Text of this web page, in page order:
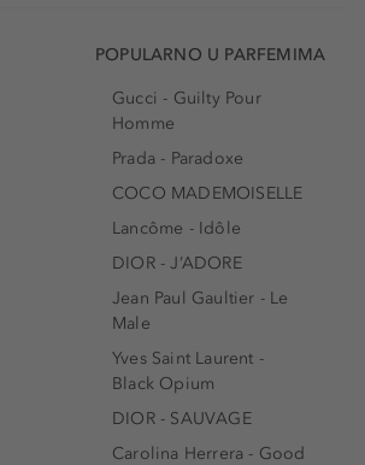
POPULARNO U PARFEMIMA
Gucci - Guilty Pour
Homme
Prada - Paradoxe
COCO MADEMOISELLE
Lancôme - Idôle
DIOR - J’ADORE
Jean Paul Gaultier - Le
Male
Yves Saint Laurent -
Black Opium
DIOR - SAUVAGE
Carolina Herrera - Good